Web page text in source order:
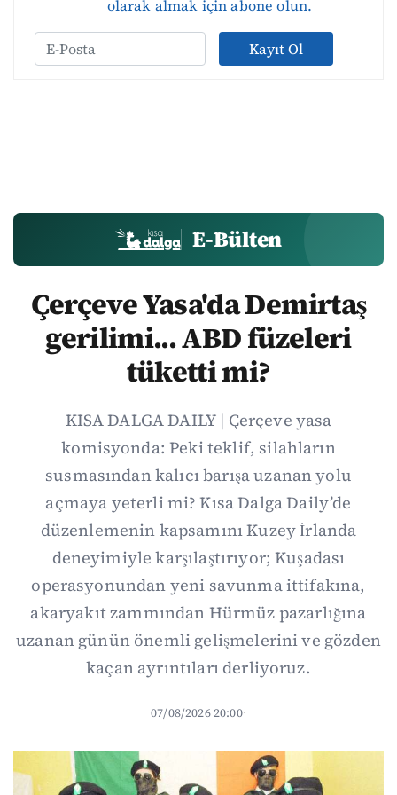
olarak almak için abone olun.
Kayıt Ol
E-Bülten
Çerçeve Yasa'da Demirtaş
gerilimi... ABD füzeleri
tüketti mi?
KISA DALGA DAILY | Çerçeve yasa
komisyonda: Peki teklif, silahların
susmasından kalıcı barışa uzanan yolu
açmaya yeterli mi? Kısa Dalga Daily’de
düzenlemenin kapsamını Kuzey İrlanda
deneyimiyle karşılaştırıyor; Kuşadası
operasyonundan yeni savunma ittifakına,
akaryakıt zammından Hürmüz pazarlığına
uzanan günün önemli gelişmelerini ve gözden
kaçan ayrıntıları derliyoruz.
07/08/2026 20:00·